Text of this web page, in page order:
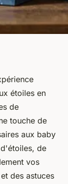
des
en
étoiles en
de
touche de
aux baby
de
vos
des astuces